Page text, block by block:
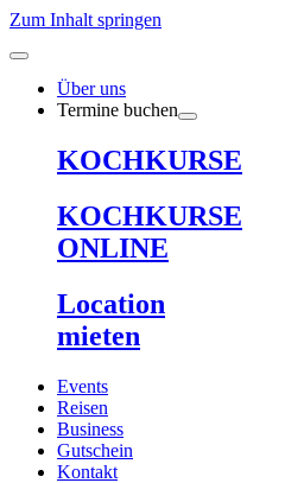
Zum Inhalt springen
Über uns
Termine buchen
KOCHKURSE
KOCHKURSE
ONLINE
Location
mieten
Events
Reisen
Business
Gutschein
Kontakt